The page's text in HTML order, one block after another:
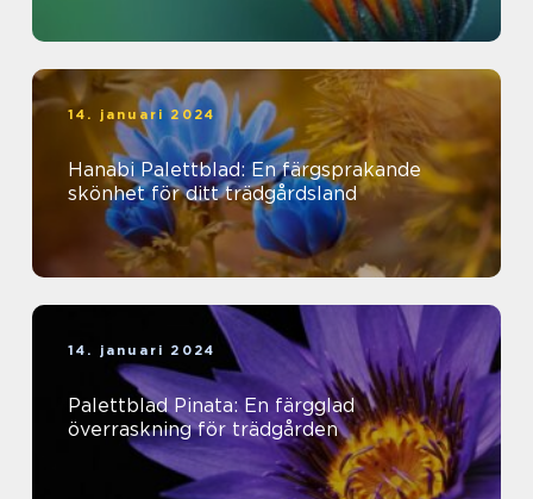
14. januari 2024
Hanabi Palettblad: En färgsprakande
skönhet för ditt trädgårdsland
14. januari 2024
Palettblad Pinata: En färgglad
överraskning för trädgården